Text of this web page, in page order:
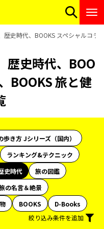
歴史時代、BOOKS スペシャルコラ
史時代、BOO
BOOKS 旅と健
歩き方 Jシリーズ（国内）
ランキング&テクニック
史時代
旅の図鑑
の名言＆絶景
BOOKS
D-Books
絞り込み条件を追加